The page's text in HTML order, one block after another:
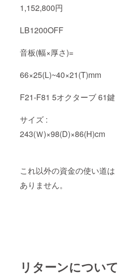
1,152,800円
LB1200OFF
音板(幅×厚さ)=
66×25(L)~40×21(T)mm
F21-F81 5オクターブ 61鍵
サイズ :
243(Ｗ)×98(D)×86(H)cm
これ以外の資金の使い道は
ありません。
リターンについて